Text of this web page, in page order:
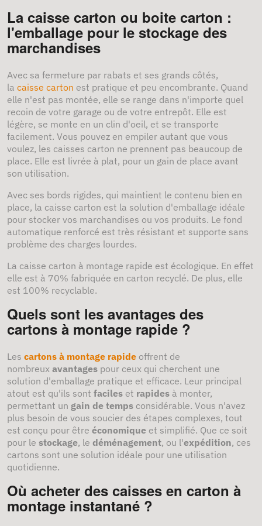
La caisse carton ou boite carton :
l'emballage pour le stockage des
marchandises
Avec sa fermeture par rabats et ses grands côtés,
la caisse carton est pratique et peu encombrante. Quand
elle n'est pas montée, elle se range dans n'importe quel
recoin de votre garage ou de votre entrepôt. Elle est
légère, se monte en un clin d'oeil, et se transporte
facilement. Vous pouvez en empiler autant que vous
voulez, les caisses carton ne prennent pas beaucoup de
place. Elle est livrée à plat, pour un gain de place avant
son utilisation.
Avec ses bords rigides, qui maintient le contenu bien en
place, la caisse carton est la solution d'emballage idéale
pour stocker vos marchandises ou vos produits. Le fond
automatique renforcé est très résistant et supporte sans
problème des charges lourdes.
La caisse carton à montage rapide est écologique. En effet
elle est à 70% fabriquée en carton recyclé. De plus, elle
est 100% recyclable.
Quels sont les avantages des
cartons à montage rapide ?
Les cartons à montage rapide offrent de
nombreux avantages pour ceux qui cherchent une
solution d'emballage pratique et efficace. Leur principal
atout est qu'ils sont faciles et rapides à monter,
permettant un gain de temps considérable. Vous n'avez
plus besoin de vous soucier des étapes complexes, tout
est conçu pour être économique et simplifié. Que ce soit
pour le stockage, le déménagement, ou l'expédition, ces
cartons sont une solution idéale pour une utilisation
quotidienne.
Où acheter des caisses en carton à
montage instantané ?